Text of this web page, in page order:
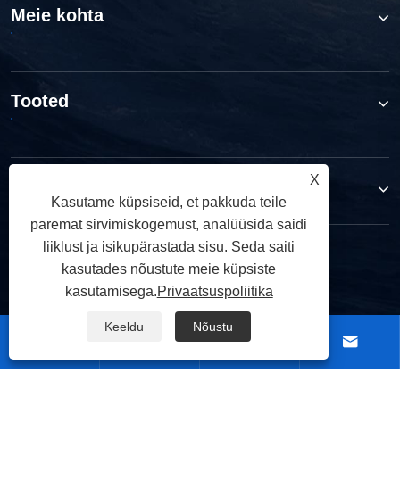
Meie kohta
Tooted
JÄRGNE MEILE
 
X
Kasutame küpsiseid, et pakkuda teile
paremat sirvimiskogemust, analüüsida saidi
liiklust ja isikupärastada sisu. Seda saiti
kasutades nõustute meie küpsiste
kasutamisega.Privaatsuspoliitika
Keeldu Nõustu